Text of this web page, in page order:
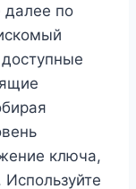
далее по
ключа,